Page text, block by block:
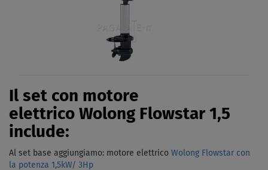
Il set con motore
elettrico Wolong Flowstar 1,5
include:
Al set base aggiungiamo: motore elettrico Wolong Flowstar con
la potenza 1,5kW/ 3Hp